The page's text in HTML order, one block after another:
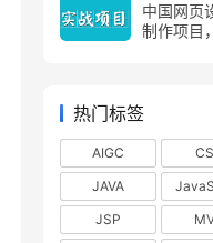
中国网页
制作项目
热门标签
AIGC
JAVA
JSP